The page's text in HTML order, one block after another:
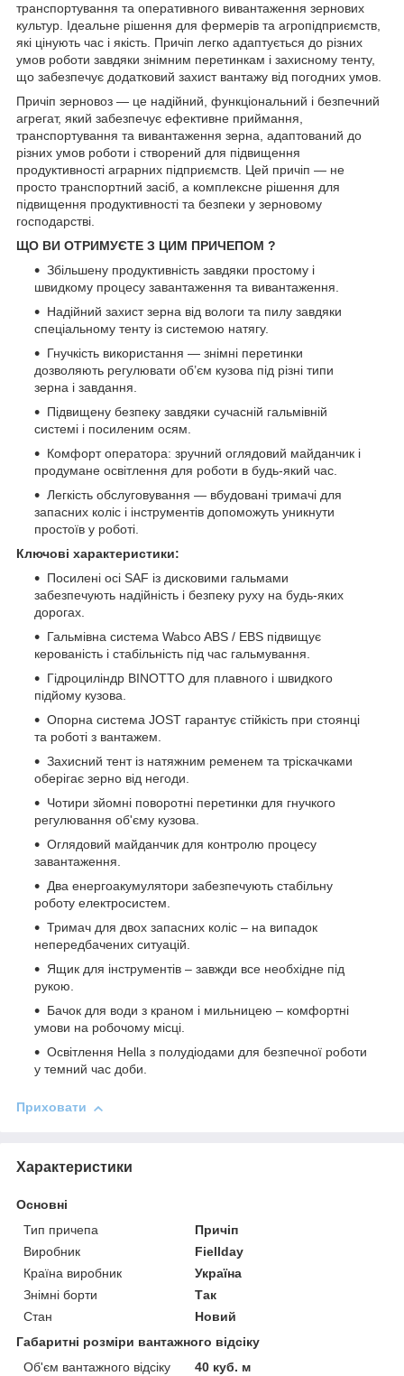
транспортування та оперативного вивантаження зернових
культур. Ідеальне рішення для фермерів та агропідприємств,
які цінують час і якість. Причіп легко адаптується до різних
умов роботи завдяки знімним перетинкам і захисному тенту,
що забезпечує додатковий захист вантажу від погодних умов.
Причіп зерновоз — це надійний, функціональний і безпечний
агрегат, який забезпечує ефективне приймання,
транспортування та вивантаження зерна, адаптований до
різних умов роботи і створений для підвищення
продуктивності аграрних підприємств. Цей причіп — не
просто транспортний засіб, а комплексне рішення для
підвищення продуктивності та безпеки у зерновому
господарстві.
ЩО ВИ ОТРИМУЄТЕ З ЦИМ ПРИЧЕПОМ ?
Збільшену продуктивність завдяки простому і
швидкому процесу завантаження та вивантаження.
Надійний захист зерна від вологи та пилу завдяки
спеціальному тенту із системою натягу.
Гнучкість використання — знімні перетинки
дозволяють регулювати об’єм кузова під різні типи
зерна і завдання.
Підвищену безпеку завдяки сучасній гальмівній
системі і посиленим осям.
Комфорт оператора: зручний оглядовий майданчик і
продумане освітлення для роботи в будь-який час.
Легкість обслуговування — вбудовані тримачі для
запасних коліс і інструментів допоможуть уникнути
простоїв у роботі.
Ключові характеристики:
Посилені осі SAF із дисковими гальмами
забезпечують надійність і безпеку руху на будь-яких
дорогах.
Гальмівна система Wabco ABS / EBS підвищує
керованість і стабільність під час гальмування.
Гідроциліндр BINOTTO для плавного і швидкого
підйому кузова.
Опорна система JOST гарантує стійкість при стоянці
та роботі з вантажем.
Захисний тент із натяжним ременем та тріскачками
оберігає зерно від негоди.
Чотири зйомні поворотні перетинки для гнучкого
регулювання об'єму кузова.
Оглядовий майданчик для контролю процесу
завантаження.
Два енергоакумулятори забезпечують стабільну
роботу електросистем.
Тримач для двох запасних коліс – на випадок
непередбачених ситуацій.
Ящик для інструментів – завжди все необхідне під
рукою.
Бачок для води з краном і мильницею – комфортні
умови на робочому місці.
Освітлення Hella з полудіодами для безпечної роботи
у темний час доби.
Приховати
Характеристики
Основні
Тип причепа
Причіп
Виробник
Fiellday
Країна виробник
Україна
Знімні борти
Так
Стан
Новий
Габаритні розміри вантажного відсіку
Об'єм вантажного відсіку
40 куб. м